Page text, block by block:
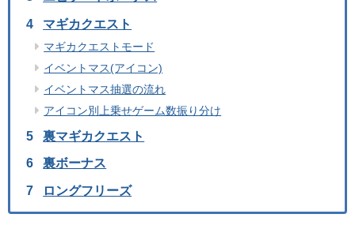
マギカクエスト
マギカクエストモード
イベントマス(アイコン)
イベントマス抽選の流れ
アイコン別上乗せゲーム数振り分け
裏マギカクエスト
裏ボーナス
ロングフリーズ